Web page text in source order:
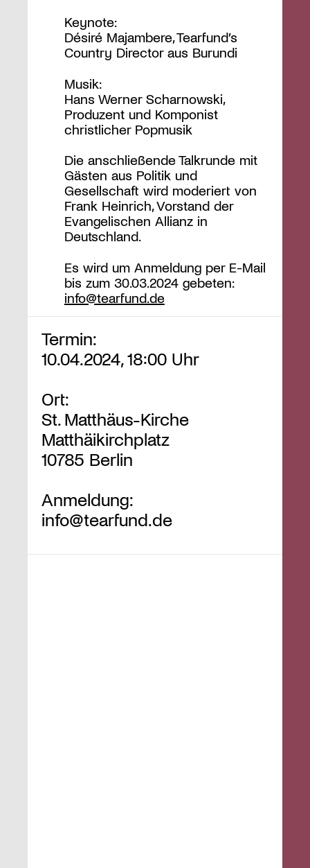
Keynote:
Désiré Majambere, Tearfund’s
Country Director aus Burundi
Musik:
Hans Werner Scharnowski,
Produzent und Komponist
christlicher Popmusik
Die anschließende Talkrunde mit
Gästen aus Politik und
Gesellschaft wird moderiert von
Frank Heinrich, Vorstand der
Evangelischen Allianz in
Deutschland.
Es wird um Anmeldung per E-Mail
bis zum 30.03.2024 gebeten:
info@tearfund.de
Termin:
10.04.2024, 18:00 Uhr
Ort:
St. Matthäus-Kirche
Matthäikirchplatz
10785 Berlin
Anmeldung:
info@tearfund.de